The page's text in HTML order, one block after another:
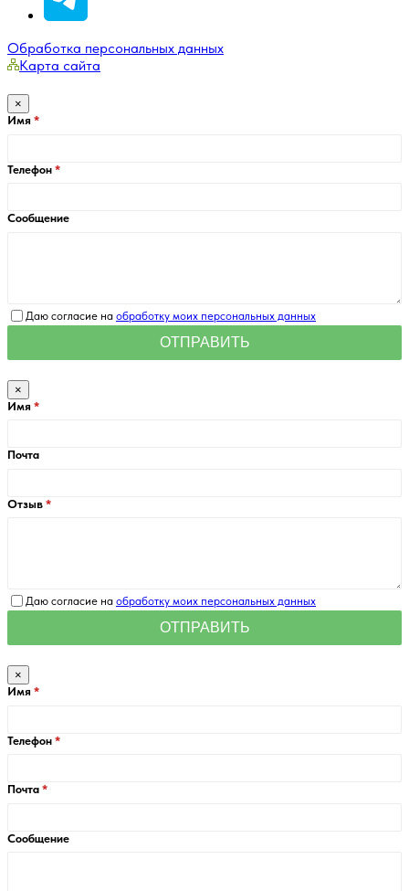
Обработка персональных данных
Карта сайта
×
Имя
Телефон
Сообщение
Даю согласие на обработку моих персональных данных
×
Имя
Почта
Отзыв
Даю согласие на обработку моих персональных данных
×
Имя
Телефон
Почта
Сообщение